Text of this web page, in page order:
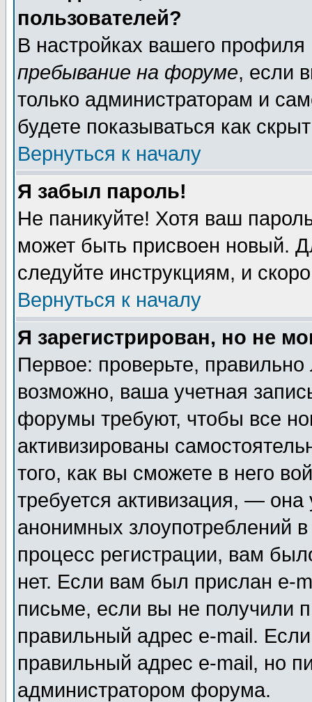
пользователей?
В настройках вашего
пребывание на форуме, если
только администраторам и
будете показываться как
Вернуться к началу
Я забыл пароль!
Не паникуйте! Хотя ваш
может быть присвоен новый.
следуйте инструкциям, и
Вернуться к началу
Я зарегистрирован, но не
Первое: проверьте,
возможно, ваша учетная
форумы требуют, чтобы все
активизированы
того, как вы сможете в него
требуется активизация, —
анонимных злоупотреблений
процесс регистрации, вам
нет. Если вам был прислан e-
письме, если вы не получили
правильный адрес e-mail.
правильный адрес e-mail, но
администратором форума.